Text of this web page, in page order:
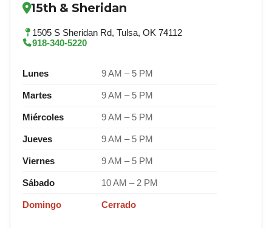
15th & Sheridan
1505 S Sheridan Rd, Tulsa, OK 74112
918-340-5220
Lunes 9 AM – 5 PM
Martes 9 AM – 5 PM
Miércoles 9 AM – 5 PM
Jueves 9 AM – 5 PM
Viernes 9 AM – 5 PM
Sábado 10 AM – 2 PM
Domingo Cerrado